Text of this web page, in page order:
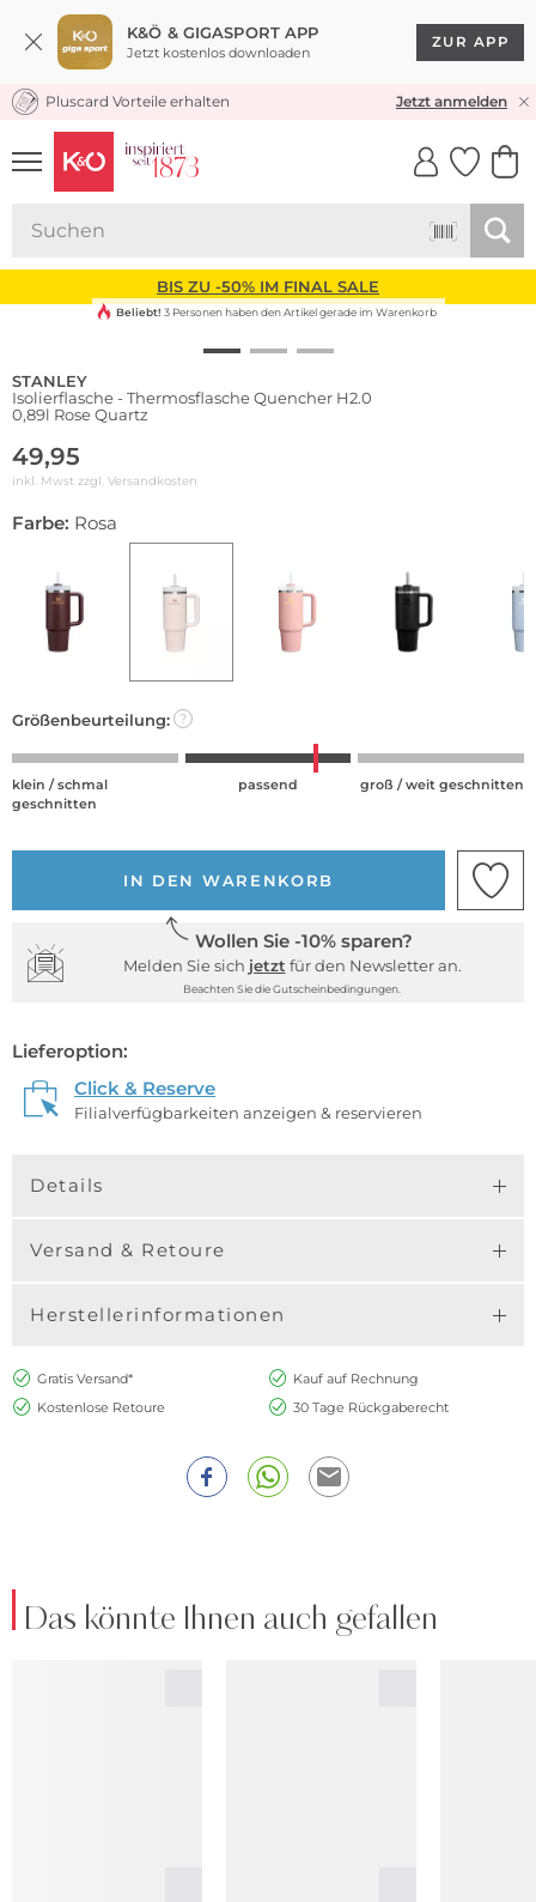
K&Ö & GIGASPORT APP
Jetzt kostenlos downloaden
ZUR APP
KOSTENLOSER VERSAND* & RÜCKVERSAND
Pluscard Vorteile erhalten Jetzt anmelden
UNSERE APP
CLICK &
BIS ZU -50% IM FINAL SALE
Beliebt! 3 Personen haben den Artikel gerade im Warenkorb
STANLEY
Isolierflasche - Thermosflasche Quencher H2.0
0,89l Rose Quartz
49,95
inkl. Mwst zzgl. Versandkosten
Farbe: Rosa
Größenbeurteilung: ?
klein / schmal
geschnitten
passend groß / weit geschnitten
IN DEN WARENKORB
Wollen Sie -10% sparen?
Melden Sie sich jetzt für den Newsletter an.
Beachten Sie die Gutscheinbedingungen.
Lieferoption:
Click & Reserve
Filialverfügbarkeiten anzeigen & reservieren
Details
Versand & Retoure
Herstellerinformationen
Gratis Versand*
Kauf auf Rechnung
Kostenlose Retoure
30 Tage Rückgaberecht
Das könnte Ihnen auch gefallen